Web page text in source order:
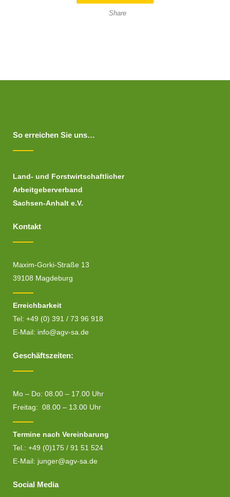
Share
So erreichen Sie uns…
Land- und Forstwirtschaftlicher
Arbeitgeberverband
Sachsen-Anhalt e.V.
Kontakt
Maxim-Gorki-Straße 13
39108 Magdeburg
Erreichbarkeit
Tel: +49 (0) 391 / 73 96 918
E-Mail: info@agv-sa.de
Geschäftszeiten:
Mo – Do: 08.00 – 17.00 Uhr
Freitag: 08.00 – 13.00 Uhr
Termine nach Vereinbarung
Tel.: +49 (0)175 / 91 51 524
E-Mail: junger@agv-sa.de
Social Media